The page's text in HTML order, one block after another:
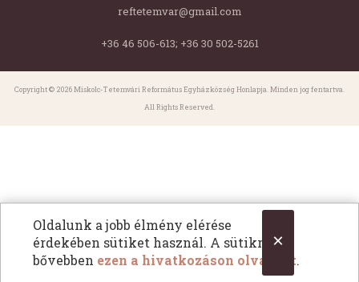
×
Oldalunk a jobb élmény elérése
érdekében sütiket használ. A sütikről
bővebben ezen a hivatkozáson olvashat.
reftetemvar@gmail.com
+36 46 506-613; +36 30 502-5261
Copyright © 2026 Miskolc-Tetemvári Református Egyházközség Honlapja. Minden jog fentartva.
All Rights Reserved.